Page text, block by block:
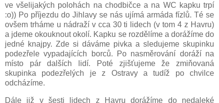
ve všelijakých polohách na chodbičce a na WC kapku trpí
:o)) Po příjezdu do Jihlavy se nás ujímá armáda fízlů. Té se
ovšem trháme u nádraží v cca 30 ti lidech (v tom 4 z Havru)
a jdeme okouknout okolí. Kapku se rozdělíme a dorážíme do
jedné knajpy. Zde si dáváme pivka a sledujeme skupinku
podezřele vypadajících borců. Po nasměrování doráží na
místo pár dalších lidí. Poté zjišťujeme že zmiňovaná
skupinka podezřelých je z Ostravy a tudíž po chvilce
odcházíme.
Dále již v šesti lidech z Havru dorážíme do nedaleké